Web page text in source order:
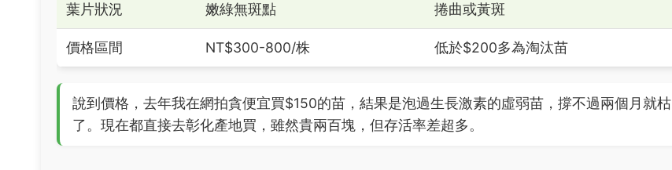
葉片狀況 嫩綠無斑點 捲曲或黃斑
價格區間 NT$300-800/株 低於$200多為淘汰苗
說到價格，去年我在網拍貪便宜買$150的苗，結果是泡過生長激素的虛弱苗，撐不過兩個月就枯
了。現在都直接去彰化產地買，雖然貴兩百塊，但存活率差超多。